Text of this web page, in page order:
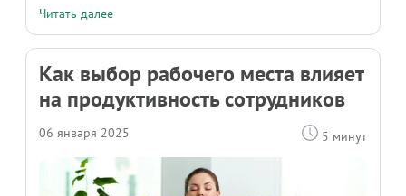
Читать далее
Как выбор рабочего места влияет
на продуктивность сотрудников
06 января 2025 5 минут